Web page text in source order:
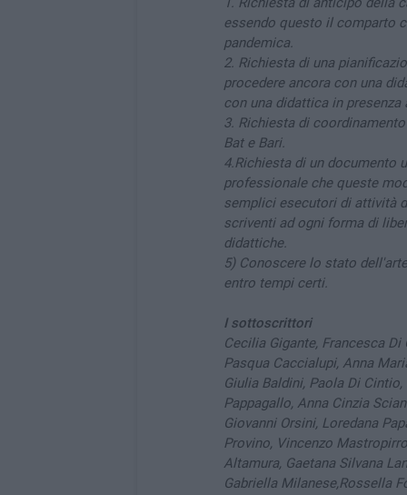
essendo questo il comparto
pandemica.
2. Richiesta di una
procedere ancora con una
con una didattica in presenza
3. Richiesta di
Bat e Bari.
4.Richiesta di un documento
professionale che queste
semplici esecutori di attività
scriventi ad ogni forma di
didattiche.
5) Conoscere lo stato
entro tempi certi.
I sottoscrittori
Cecilia Gigante, Francesca
Pasqua Caccialupi, Anna
Giulia Baldini, Paola Di
Pappagallo, Anna Cinzia
Giovanni Orsini, Loredana
Provino, Vincenzo
Altamura, Gaetana Silvana
Gabriella Milanese,Rossella